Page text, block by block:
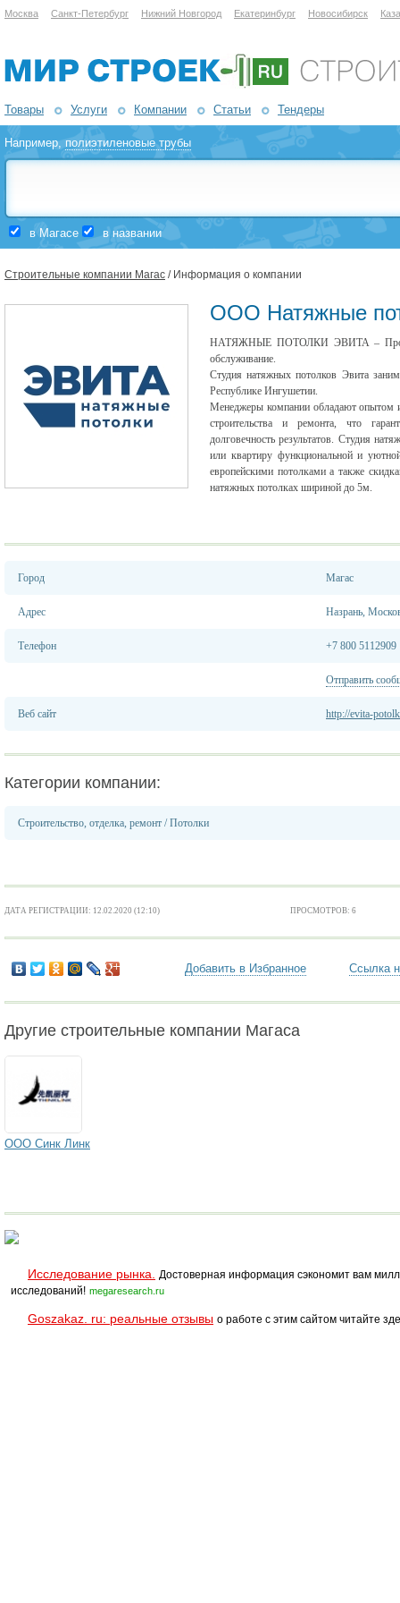
Москва Санкт-Петербург Нижний Новгород Екатеринбург Новосибирск
Товары Услуги Компании Статьи Тендеры
Например,полиэтиленовые трубы
в Магасе в названии
Строительные компании Магас / Информация о компании
ООО Натяжные
НАТЯЖНЫЕ ПОТОЛКИ ЭВИТА –
обслуживание.
Студия натяжных потолков Эвита
Республике Ингушетии.
Менеджеры компании обладают опытом
строительства и ремонта, что
долговечность результатов. Студия
или квартиру функциональной и
европейскими потолками а также
натяжных потолках шириной до 5м.
Город Магас
Адрес Назрань,
Телефон +7 800 5112909
Отправить
Веб сайт http://evita-
Категории компании:
Строительство, отделка, ремонт /Потолки
ДАТА РЕГИСТРАЦИИ: 12.02.2020 (12:10) ПРОСМОТРОВ: 6
Добавить в Избранное Ссылка
Другие строительные компании Магаса
ООО Синк Линк
Исследование рынка.
Достоверная информация сэкономит вам
исследований! megaresearch.ru
Goszakaz. ru: реальные отзывы о работе с этим сайтом читайте